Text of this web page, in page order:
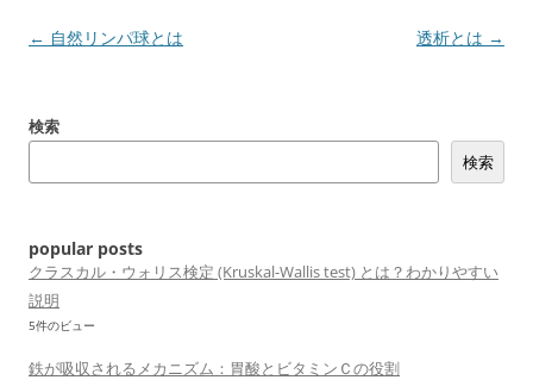
投
ビ
ョ
ン
← 自然リンパ球とは 透析とは →
検索
検索
popular posts
クラスカル・ウォリス検定 (Kruskal-Wallis test) とは？わかりやすい
説明
5件のビュー
鉄が吸収されるメカニズム：胃酸とビタミンＣの役割